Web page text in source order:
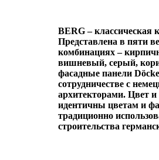
BERG – классическая
Представлена в пяти
комбинациях –
вишневый, серый,
фасадные панели
сотрудничестве с
архитекторами. Цвет
идентичны цветам и
традиционно
строительства